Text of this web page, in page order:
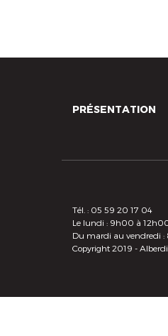
PRÉSENTATION
Tél. : 05 59 20 17 04
Le lundi : 9h00 à
Du mardi au vendredi
Copyright 2019 - Alberdi